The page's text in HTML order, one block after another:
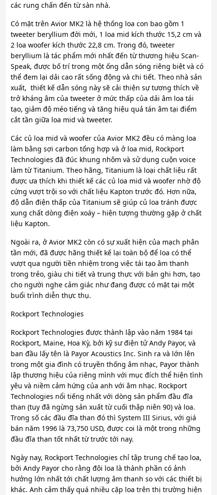
các rung chấn đến từ sàn nhà.
Có mặt trên Avior MK2 là hệ thống loa con bao gồm 1
tweeter beryllium đời mới, 1 loa mid kích thước 15,2 cm và
2 loa woofer kích thước 22,8 cm. Trong đó, tweeter
beryllium là tác phẩm mới nhất đến từ thương hiệu Scan-
Speak, được bố trí trong một ống dẫn sóng riêng biệt và có
thể đem lại dải cao rất sống động và chi tiết. Theo nhà sản
xuất, thiết kế dẫn sóng này sẽ cải thiện sự tương thích về
trở kháng âm của tweeter ở mức thấp của dải âm loa tái
tạo, giảm độ méo tiếng và tăng hiệu quả tán âm tại điểm
cắt tần giữa loa mid và tweeter.
Các củ loa mid và woofer của Avior MK2 đều có màng loa
làm bằng sợi carbon tổng hợp và ở loa mid, Rockport
Technologies đã đúc khung nhôm và sử dụng cuộn voice
làm từ Titanium. Theo hãng, Titanium là loại chất liệu rất
được ưa thích khi thiết kế các củ loa mid và woofer nhờ độ
cứng vượt trội so với chất liệu Kapton trước đó. Hơn nữa,
độ dẫn điện thấp của Titanium sẽ giúp củ loa tránh được
xung chất dòng điện xoáy – hiện tượng thường gặp ở chất
liệu Kapton.
Ngoài ra, ở Avior MK2 còn có sự xuất hiện của mạch phân
tần mới, đã được hãng thiết kế lại toàn bộ để loa có thể
vượt qua người tiền nhiệm trong việc tái tạo âm thanh
trong trẻo, giàu chi tiết và trung thực với bản ghi hơn, tạo
cho người nghe cảm giác như đang được có mặt tại một
buổi trình diễn thực thụ.
Rockport Technologies
Rockport Technologies được thành lập vào năm 1984 tại
Rockport, Maine, Hoa Kỳ, bởi kỹ sư điện tử Andy Payor, và
ban đầu lấy tên là Payor Acoustics Inc. Sinh ra và lớn lên
trong một gia đình có truyền thống âm nhạc, Payor thành
lập thương hiệu của riêng mình với mục đích thể hiện tình
yêu và niềm cảm hứng của anh với âm nhạc. Rockport
Technologies nổi tiếng nhất với dòng sản phẩm đầu đĩa
than (tuy đã ngừng sản xuất từ cuối thập niên 90) và loa.
Trong số các đầu đĩa than đó thì System III Sirius, với giá
bán năm 1996 là 73,750 USD, được coi là một trong những
đầu đĩa than tốt nhất từ trước tới nay.
Ngày nay, Rockport Technologies chỉ tập trung chế tạo loa,
bởi Andy Payor cho rằng đôi loa là thành phần có ảnh
hưởng lớn nhất tới chất lượng âm thanh so với các thiết bị
khác. Anh cảm thấy quá nhiều cặp loa trên thị trường hiện